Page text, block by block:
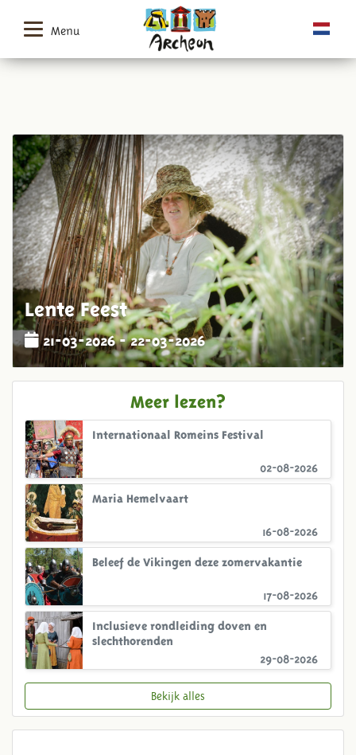
Menu
Lente Feest
21-03-2026 - 22-03-2026
Meer lezen?
02-08-2026
Internationaal Romeins Festival
16-08-2026
Maria Hemelvaart
17-08-2026
Beleef de Vikingen deze zomervakantie
29-08-2026
Inclusieve rondleiding doven en
slechthorenden
Bekijk alles